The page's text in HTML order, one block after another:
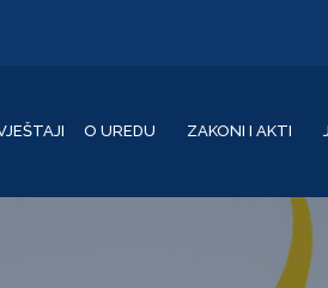
O UREDU ZAKONI I AKTI